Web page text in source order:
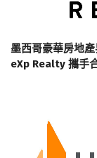
墨西哥豪華房地
eXp Realty 攜手